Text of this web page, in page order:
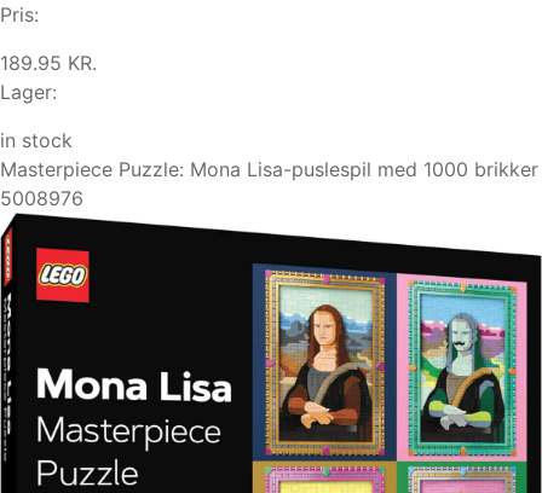
Pris:
189.95 KR.
Lager:
in stock
Masterpiece Puzzle: Mona Lisa-puslespil med 1000 brikker
5008976